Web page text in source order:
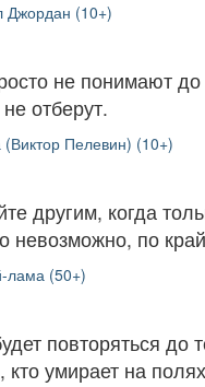
Джордан (10+)
не понимают до
отберут.
(Виктор Пелевин) (10+)
другим, когда
невозможно, по
лама (50+)
повторяться до
кто умирает на